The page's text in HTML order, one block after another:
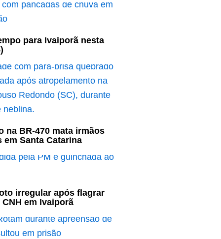
para Ivaiporã nesta
na BR-470 mata irmãos
em Santa Catarina
irregular após flagrar
em Ivaiporã